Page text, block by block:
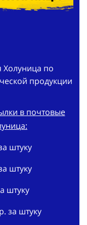
Холуница по
продукции
в почтовые
штуку
штуку
штуку
за штуку